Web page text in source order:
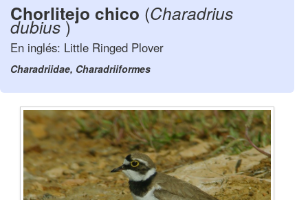
Localización
Observadores
Acerca de
Chorlitejo chico (Charadrius
dubius)
En inglés: Little Ringed Plover
Charadriidae, Charadriiformes